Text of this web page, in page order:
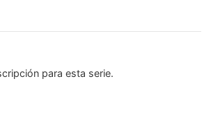
para esta serie.